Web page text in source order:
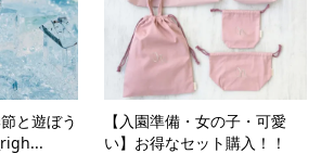
と遊ぼう
【入園準備・女の子・可愛
い】お得なセット購入！！